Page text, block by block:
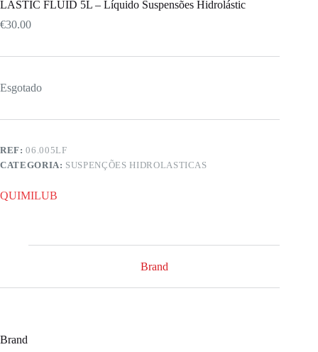
LASTIC FLUID 5L – Líquido Suspensões Hidrolástic
€30.00
Esgotado
REF:06.005LF
CATEGORIA: SUSPENÇÕES HIDROLASTICAS
QUIMILUB
Brand
Brand